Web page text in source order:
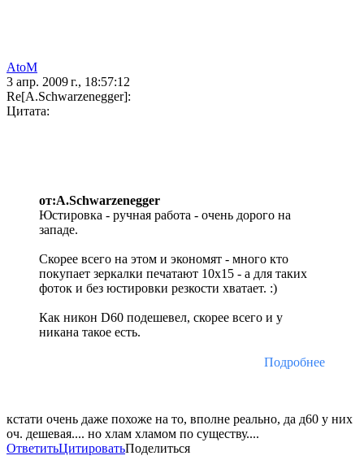
AtoM
3 апр. 2009 г., 18:57:12
Re[A.Schwarzenegger]:
Цитата:
от:A.Schwarzenegger
Юстировка - ручная работа - очень дорого на
западе.
Скорее всего на этом и экономят - много кто
покупает зеркалки печатают 10х15 - а для таких
фоток и без юстировки резкости хватает. :)
Как никон D60 подешевел, скорее всего и у
никана такое есть.
Подробнее
кстати очень даже похоже на то, вполне реально, да д60 у них
оч. дешевая.... но хлам хламом по существу....
ОтветитьЦитироватьПоделиться